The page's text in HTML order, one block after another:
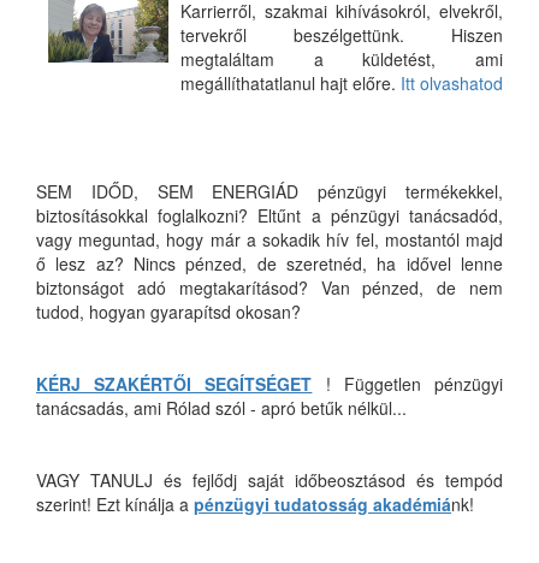
Karrierről, szakmai kihívásokról, elvekről,
tervekről beszélgettünk. Hiszen
megtaláltam a küldetést, ami
megállíthatatlanul hajt előre. Itt olvashatod
SEM IDŐD, SEM ENERGIÁD pénzügyi termékekkel,
biztosításokkal foglalkozni? Eltűnt a pénzügyi tanácsadód,
vagy meguntad, hogy már a sokadik hív fel, mostantól majd
ő lesz az? Nincs pénzed, de szeretnéd, ha idővel lenne
biztonságot adó megtakarításod? Van pénzed, de nem
tudod, hogyan gyarapítsd okosan?
KÉRJ SZAKÉRTŐI SEGÍTSÉGET ! Független pénzügyi
tanácsadás, ami Rólad szól - apró betűk nélkül...
VAGY TANULJ és fejlődj saját időbeosztásod és tempód
szerint! Ezt kínálja a pénzügyi tudatosság akadémiánk!